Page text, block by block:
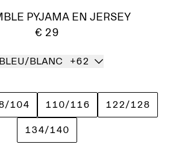
PYJAMA EN JERSEY
€ 29
BLEU/BLANC +62
104 110/116 122/128
134/140